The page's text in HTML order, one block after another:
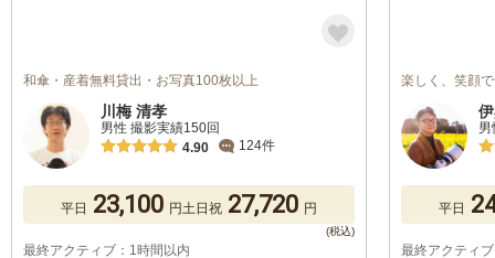
和傘・産着無料貸出・お写真100枚以上
川梅 清孝
男性 撮影実績150回
4.90
124件
平日 23,100 円土日祝 27,720 円
最終アクティブ：1時間以内
楽しく、笑顔
平日
最終アクティ